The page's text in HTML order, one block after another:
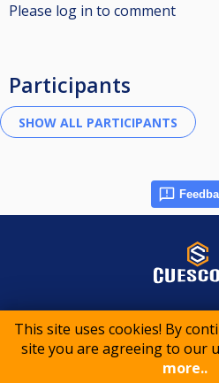
This site uses cookies! By
site you are agreeing to our
more..
Please log in to comment
Participants
© 2015-2026
Privacy